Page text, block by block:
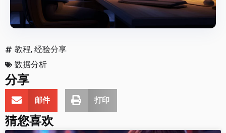
教程, 经验分享
数据分析
分享
邮件 打印
猜您喜欢